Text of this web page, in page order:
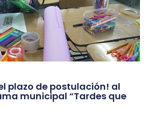
plazo de postulación! al
municipal “Tardes que